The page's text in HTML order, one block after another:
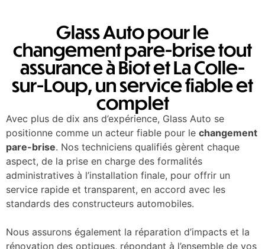
Glass Auto pour le
changement pare-brise tout
assurance à Biot et La Colle-
sur-Loup, un service fiable et
complet
Avec plus de dix ans d’expérience, Glass Auto se
positionne comme un acteur fiable pour le changement
pare-brise. Nos techniciens qualifiés gèrent chaque
aspect, de la prise en charge des formalités
administratives à l’installation finale, pour offrir un
service rapide et transparent, en accord avec les
standards des constructeurs automobiles.
Nous assurons également la réparation d’impacts et la
rénovation des optiques, répondant à l’ensemble de vos